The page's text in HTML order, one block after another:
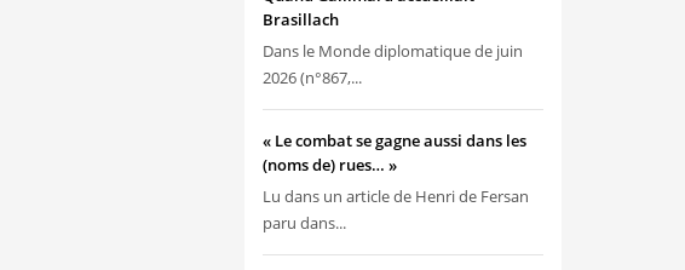
Brasillach
Dans le Monde diplomatique de juin
2026 (n°867,...
« Le combat se gagne aussi dans les
(noms de) rues… »
Lu dans un article de Henri de Fersan
paru dans...